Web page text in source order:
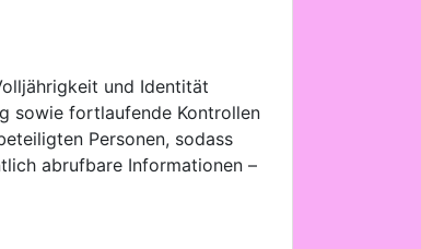
und Identität
sowie fortlaufende Kontrollen
Personen, sodass
abrufbare Informationen –